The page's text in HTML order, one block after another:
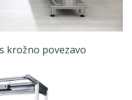
krožno povezavo